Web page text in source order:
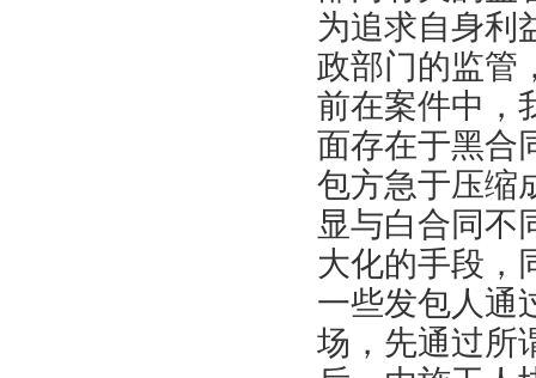
为追求自身利
政部门的监管
前在案件中，
面存在于黑合
包方急于压缩
显与白合同不
大化的手段，
一些发包人通
场，先通过所